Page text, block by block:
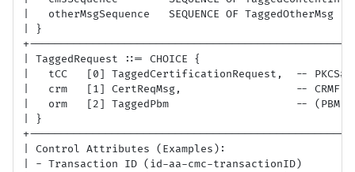
|   otherMsgSequence   SEQUENCE OF
| }
| TaggedRequest ::= CHOICE {
|   tCC   [0] TaggedCertificationRequest,  --
|   crm   [1] CertReqMsg,                  --
|   orm   [2] TaggedPbm                    --
| }
| Control Attributes (Examples):
| - Transaction ID (id-aa-cmc-transactionID)